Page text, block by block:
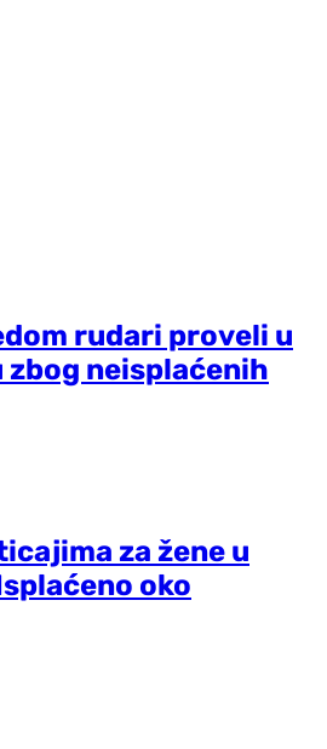
rudari proveli u
neisplaćenih
za žene u
oko